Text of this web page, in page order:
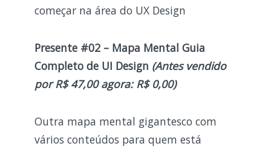
começar na área do UX Design
Presente #02 – Mapa Mental Guia
Completo de UI Design (Antes vendido
por R$47,00agora: R$ 0,00)
Outra mapa mental gigantesco com
vários conteúdos para quem está